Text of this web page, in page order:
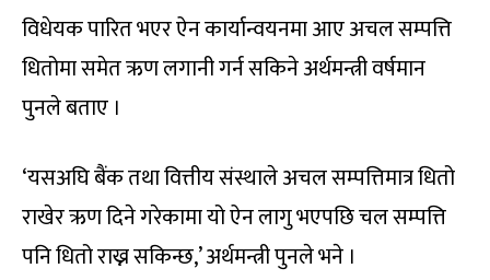
विधेयक पारित भएर ऐन कार्यान्वयनमा आए अचल सम्पत्ति
धितोमा समेत ऋण लगानी गर्न सकिने अर्थमन्त्री वर्षमान
पुनले बताए ।
‘यसअघि बैंक तथा वित्तीय संस्थाले अचल सम्पत्तिमात्र धितो
राखेर ऋण दिने गरेकामा यो ऐन लागु भएपछि चल सम्पत्ति
पनि धितो राख्न सकिन्छ,’ अर्थमन्त्री पुनले भने ।